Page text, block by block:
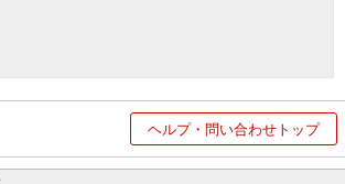
ヘルプ・問い合わせトップ